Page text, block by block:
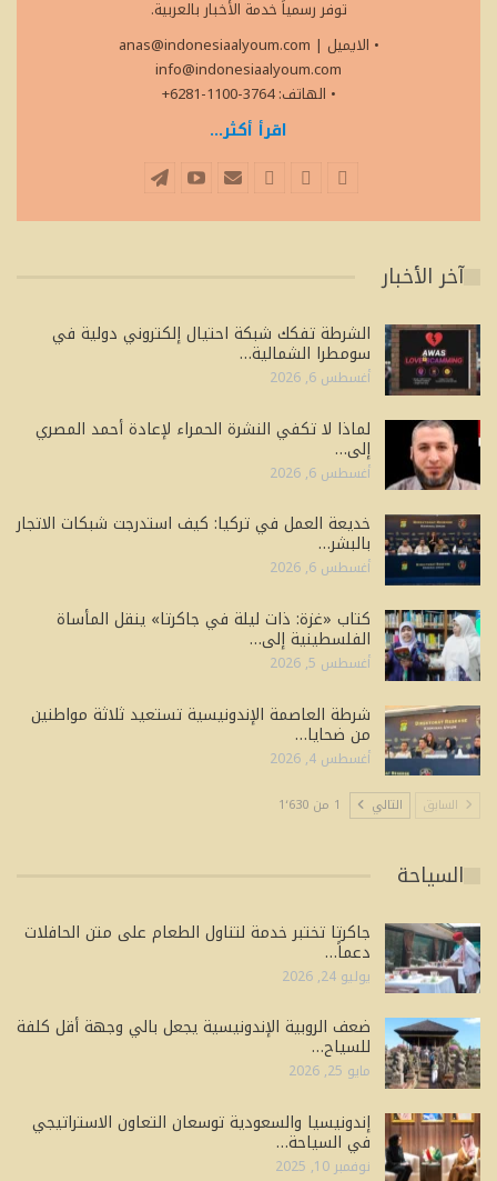
توفر رسمياً خدمة الأخبار بالعربية.
• الايميل
anas@indonesiaalyoum.com |
info@indonesiaalyoum.com
• الهاتف: 3764-1100-6281+
اقرأ أكثر...
آخر الأخبار
الشرطة تفكك شبكة احتيال إلكتروني دولية في
سومطرا الشمالية…
أغسطس 6, 2026
لماذا لا تكفي النشرة الحمراء لإعادة أحمد المصري
إلى…
أغسطس 6, 2026
خديعة العمل في تركيا: كيف استدرجت شبكات الاتجار
بالبشر…
أغسطس 6, 2026
كتاب «غزة: ذات ليلة في جاكرتا» ينقل المأساة
الفلسطينية إلى…
أغسطس 5, 2026
شرطة العاصمة الإندونيسية تستعيد ثلاثة مواطنين
من ضحايا…
أغسطس 4, 2026
السابق التالي 1 من 1٬630
السياحة
جاكرتا تختبر خدمة لتناول الطعام على متن الحافلات
دعماً…
يوليو 24, 2026
ضعف الروبية الإندونيسية يجعل بالي وجهة أقل كلفة
للسياح…
مايو 25, 2026
إندونيسيا والسعودية توسعان التعاون الاستراتيجي
في السياحة…
نوفمبر 10, 2025